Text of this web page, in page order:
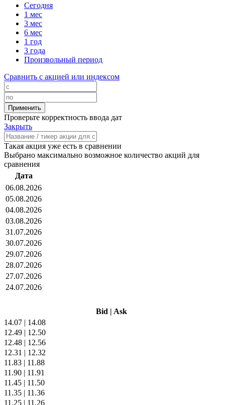
Сегодня
1 мес
3 мес
6 мес
1 год
3 года
Произвольный период
Сравнить с акцией или индексом
Проверьте корректность ввода дат
Закрыть
Такая акция уже есть в сравнении
Выбрано максимально возможное количество акций для
сравнения
Дата
06.08.2026
05.08.2026
04.08.2026
03.08.2026
31.07.2026
30.07.2026
29.07.2026
28.07.2026
27.07.2026
24.07.2026
Bid | Ask
14.07 | 14.08
12.49 | 12.50
12.48 | 12.56
12.31 | 12.32
11.83 | 11.88
11.90 | 11.91
11.45 | 11.50
11.35 | 11.36
11.25 | 11.26